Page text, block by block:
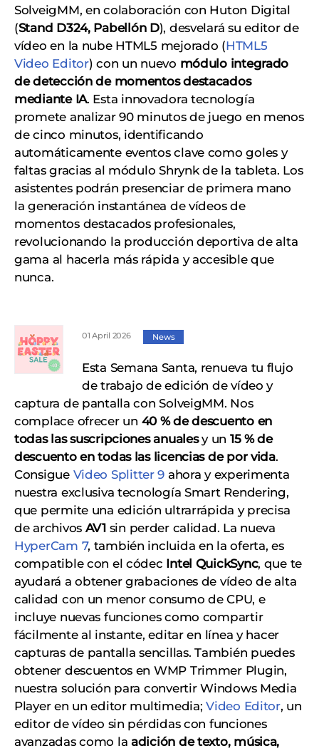
SolveigMM, en colaboración con Huton Digital
(Stand D324, Pabellón D), desvelará su editor de
vídeo en la nube HTML5 mejorado (HTML5
Video Editor) con un nuevo módulo integrado
de detección de momentos destacados
mediante IA. Esta innovadora tecnología
promete analizar 90 minutos de juego en menos
de cinco minutos, identificando
automáticamente eventos clave como goles y
faltas gracias al módulo Shrynk de la tableta. Los
asistentes podrán presenciar de primera mano
la generación instantánea de vídeos de
momentos destacados profesionales,
revolucionando la producción deportiva de alta
gama al hacerla más rápida y accesible que
nunca.
01 April 2026 News
Esta Semana Santa, renueva tu flujo
de trabajo de edición de vídeo y
captura de pantalla con SolveigMM. Nos
complace ofrecer un 40 % de descuento en
todas las suscripciones anualesy un 15 % de
descuento en todas las licencias de por vida.
Consigue Video Splitter 9 ahora y experimenta
nuestra exclusiva tecnología Smart Rendering,
que permite una edición ultrarrápida y precisa
de archivos AV1 sin perder calidad. La nueva
HyperCam 7, también incluida en la oferta, es
compatible con el códec Intel QuickSync, que te
ayudará a obtener grabaciones de vídeo de alta
calidad con un menor consumo de CPU, e
incluye nuevas funciones como compartir
fácilmente al instante, editar en línea y hacer
capturas de pantalla sencillas. También puedes
obtener descuentos en WMP Trimmer Plugin,
nuestra solución para convertir Windows Media
Player en un editor multimedia;Video Editor, un
editor de vídeo sin pérdidas con funciones
avanzadas como laadición de texto, música,